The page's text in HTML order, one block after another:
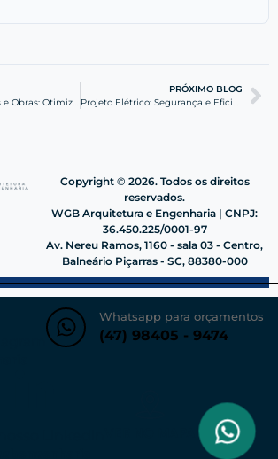
Gestão de Projetos e Obras: Otimize com o CSP
PRÓXIMO BLOG
Projeto Elétrico: Segurança e Eficiência para sua Obra
Copyright © 2026. Todos os direitos
reservados.
WGB Arquitetura e Engenharia | CNPJ:
36.450.225/0001-97
Av. Nereu Ramos, 1160 - sala 03 - Centro,
Balneário Piçarras - SC, 88380-000
Whatsapp para orçamentos
(47) 98405 - 9474